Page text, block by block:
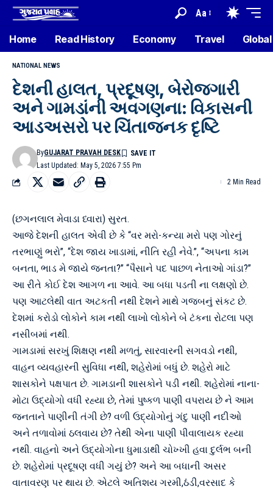
Aa
Home Read History Economy Travel
NATIONAL NEWS
દેશની હાલત, પ્રદૂષણ, બેરોજગારી
અને ગામડાંની અવગણના: વિકાસની
આડઅસરો પર ચિંતાજનક દૃષ્ટિ
Last Updated: May 5, 2026 7:55 Pm
ByGUJARAT PRAVAH DESK
2 Min Read
(છગનલાલ મેવાડા ધ્વારા) સુરત.
આજે દેશની હાલત એવી છે કે “વર મરો-કન્યા મરો પણ ગોરનું
તરભાણું ભરો”, “દેશ જાય ખાડામાં, નીતિ રહી નેવે.”, “અપના કામ
બનતા, ભાડ મે જાયે જનતા?” “પૈસાને પદ પાછળ નેતાઓ ગાંડા?”
આ રીતે કોઈ દેશ આગળ ના આવે. આ બધા પડતી ના લક્ષણો છે.
પણ આટલેથી વાત અટકતી નથી દેશને માથે ગજબનું સંકટ છે.
દેશમાં કરોડો લોકોને કામ નથી લાખો લોકોને બે ટંકના રોટલા પણ
નસીબમાં નથી.
ગામડામાં સરખું શિક્ષણ નથી મળતું, સારવારની સગવડો નથી,
વાહન વ્યવહારની સુવિધા નથી, શહેરોમાં બધું છે. શહેરો માટે
શાસકોને પક્ષપાત છે. ગામડાની શાસકોને પડી નથી. શહેરોમાં નાના-
મોટા ઉદ્યોગો વધી રહ્યા છે, તેમાં પુષ્કળ પાણી વપરાય છે ને આમ
જનતાને પાણીની તંગી છે? વળી ઉદ્યોગોનું ગંદુ પાણી નદીઓ
અને તળાવોમાં ઠલવાય છે? તેથી એના પાણી પીવાલાયક રહ્યા
નથી. વાહનો અને ઉદ્યોગોના ધુમાડાથી ચોખ્ખી હવા દુર્લભ બની
છે. શહેરોમાં પ્રદૂષણ વધી ગયું છે? અને આ બધાની અસર
વાતાવરણ પર થાય છે. એટલે અતિશય ગરમી,ઠંડી,વરસાદ કે